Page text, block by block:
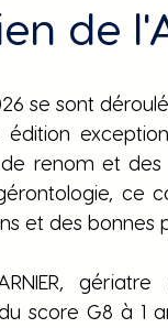
de
se sont
renom et des
ce
et des bonnes
score G8 à 1